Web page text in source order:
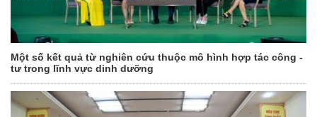
Một số kết quả từ nghiên cứu thuộc mô hình hợp tác công -
tư trong lĩnh vực dinh dưỡng